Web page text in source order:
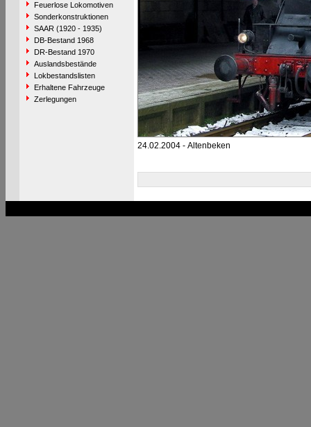
Feuerlose Lokomotiven
Sonderkonstruktionen
SAAR (1920 - 1935)
DB-Bestand 1968
DR-Bestand 1970
Auslandsbestände
Lokbestandslisten
Erhaltene Fahrzeuge
Zerlegungen
24.02.2004 - Altenbeken